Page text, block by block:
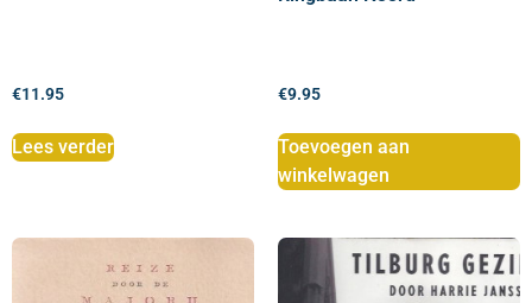
€11.95
Lees verder
€9.95
Toevoegen aan
winkelwagen